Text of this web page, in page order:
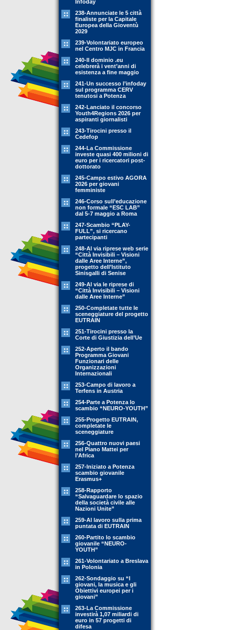
Infoday
238-Annunciate le 5 città
finaliste per la Capitale
Europea della Gioventù
2029
239-Volontariato europeo
nel Centro MJC in Francia
240-Il dominio .eu
celebrerà i vent’anni di
esistenza a fine maggio
241-Un successo l’infoday
sul programma CERV
tenutosi a Potenza
242-Lanciato il concorso
Youth4Regions 2026 per
aspiranti giornalisti
243-Tirocini presso il
Cedefop
244-La Commissione
investe quasi 400 milioni di
euro per i ricercatori post-
dottorato
245-Campo estivo AGORA
2026 per giovani
femministe
246-Corso sull’educazione
non formale “ESC LAB”
dal 5-7 maggio a Roma
247-Scambio “PLAY-
FULL”, si ricercano
partecipanti
248-Al via riprese web serie
“Città Invisibili – Visioni
dalle Aree Interne”,
progetto dell’Istituto
Sinisgalli di Senise
249-Al via le riprese di
“Città Invisibili – Visioni
dalle Aree Interne”
250-Completate tutte le
sceneggiature del progetto
EUTRAIN
251-Tirocini presso la
Corte di Giustizia dell’Ue
252-Aperto il bando
Programma Giovani
Funzionari delle
Organizzazioni
Internazionali
253-Campo di lavoro a
Terfens in Austria
254-Parte a Potenza lo
scambio “NEURO-YOUTH”
255-Progetto EUTRAIN,
completate le
sceneggiature
256-Quattro nuovi paesi
nel Piano Mattei per
l’Africa
257-Iniziato a Potenza
scambio giovanile
Erasmus+
258-Rapporto
“Salvaguardare lo spazio
della società civile alle
Nazioni Unite”
259-Al lavoro sulla prima
puntata di EUTRAIN
260-Partito lo scambio
giovanile “NEURO-
YOUTH”
261-Volontariato a Breslava
in Polonia
262-Sondaggio su “I
giovani, la musica e gli
Obiettivi europei per i
giovani”
263-La Commissione
investirà 1,07 miliardi di
euro in 57 progetti di
difesa